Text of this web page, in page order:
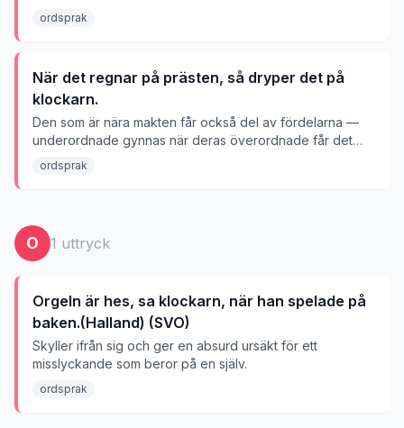
ordsprak
När det regnar på prästen, så dryper det på
klockarn.
Den som är nära makten får också del av fördelarna —
underordnade gynnas när deras överordnade får det
ordsprak
O 1 uttryck
Orgeln är hes, sa klockarn, när han spelade på
baken.(Halland) (SVO)
Skyller ifrån sig och ger en absurd ursäkt för ett
misslyckande som beror på en själv.
ordsprak